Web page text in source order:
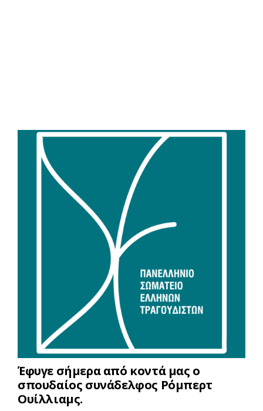
Έφυγε σήμερα από κοντά μας ο
σπουδαίος συνάδελφος Ρόμπερτ
Ουίλλιαμς.